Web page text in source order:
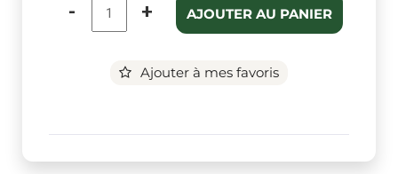
- + AJOUTER AU PANIER
Ajouter à mes favoris